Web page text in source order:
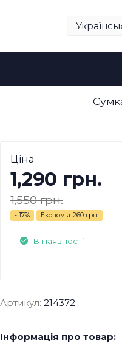
Ціна
1,290 грн.
1,550 грн.
- 17% Економія 260 грн.
В наявності
Артикул: 214372
Інформація про товар: